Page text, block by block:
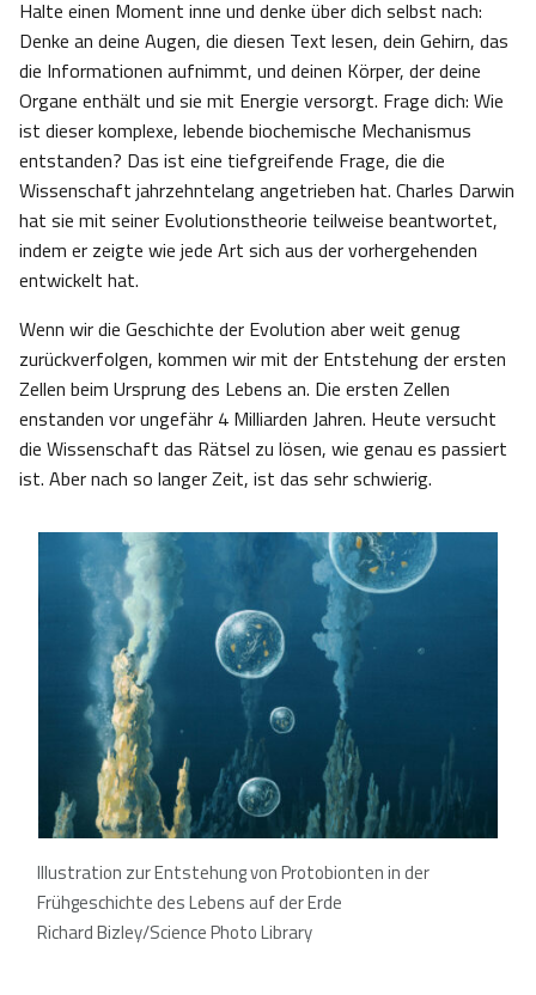
Halte einen Moment inne und denke über dich selbst nach:
Denke an deine Augen, die diesen Text lesen, dein Gehirn, das
die Informationen aufnimmt, und deinen Körper, der deine
Organe enthält und sie mit Energie versorgt. Frage dich: Wie
ist dieser komplexe, lebende biochemische Mechanismus
entstanden? Das ist eine tiefgreifende Frage, die die
Wissenschaft jahrzehntelang angetrieben hat. Charles Darwin
hat sie mit seiner Evolutionstheorie teilweise beantwortet,
indem er zeigte wie jede Art sich aus der vorhergehenden
entwickelt hat.
Wenn wir die Geschichte der Evolution aber weit genug
zurückverfolgen, kommen wir mit der Entstehung der ersten
Zellen beim Ursprung des Lebens an. Die ersten Zellen
enstanden vor ungefähr 4 Milliarden Jahren. Heute versucht
die Wissenschaft das Rätsel zu lösen, wie genau es passiert
ist. Aber nach so langer Zeit, ist das sehr schwierig.
Illustration zur Entstehung von Protobionten in der
Frühgeschichte des Lebens auf der Erde
Richard Bizley/Science Photo Library